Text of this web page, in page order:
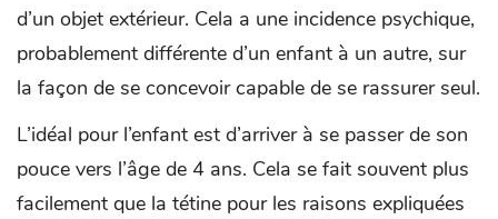
d’un objet extérieur. Cela a une incidence psychique,
probablement différente d’un enfant à un autre, sur
la façon de se concevoir capable de se rassurer seul.
L’idéal pour l’enfant est d’arriver à se passer de son
pouce vers l’âge de 4 ans. Cela se fait souvent plus
facilement que la tétine pour les raisons expliquées